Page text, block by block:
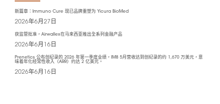
新篇章：Immuno Cure 现已品牌重塑为 Yicura BioMed
2026年6月27日
获监管批准，Airwallex在马来西亚推出全系列金融产品
2026年6月16日
Prenetics 公布创纪录的 2026 年第一季度业绩，IM8 5月营收达到创纪录的约 1,670 万美元，意
味着年化经常性收入（ARR）约达 2 亿美元。
2026年6月16日